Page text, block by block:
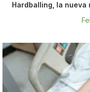
Hardballing, la nueva